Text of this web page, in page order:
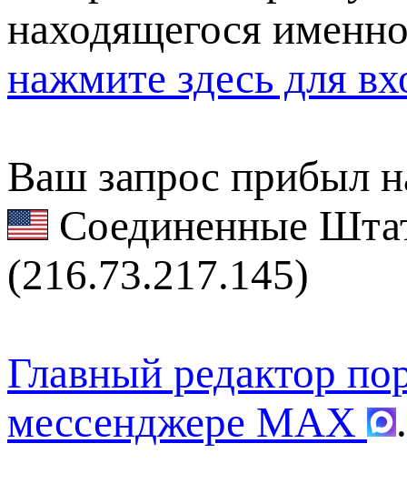
находящегося
нажмите здесь для
Ваш запрос прибыл
Соединенные
(216.73.217.145)
Главный редактор
мессенджере MAX
.